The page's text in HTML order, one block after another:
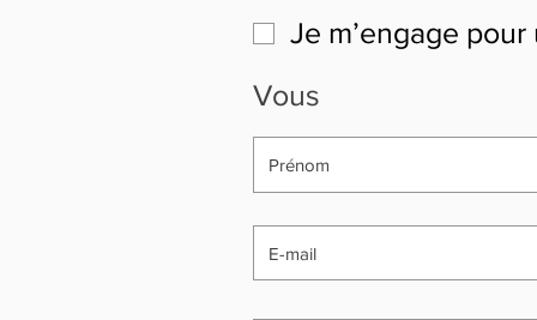
Je m’engage
Vous